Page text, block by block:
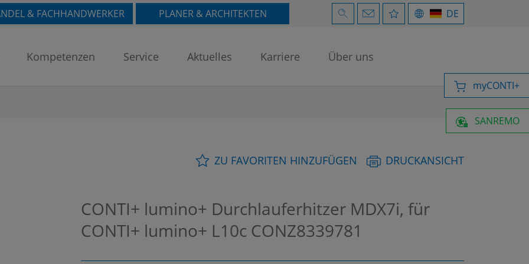
& FACHHANDWERKER PLANER & ARCHITEKTEN DE
Kompetenzen Service Aktuelles Karriere Über uns
SANREMO
myCONTI+
ZU FAVORITEN HINZUFÜGEN DRUCKANSICHT
CONTI+ lumino+ Durchlauferhitzer MDX7i, für
CONTI+ lumino+ L10c CONZ8339781